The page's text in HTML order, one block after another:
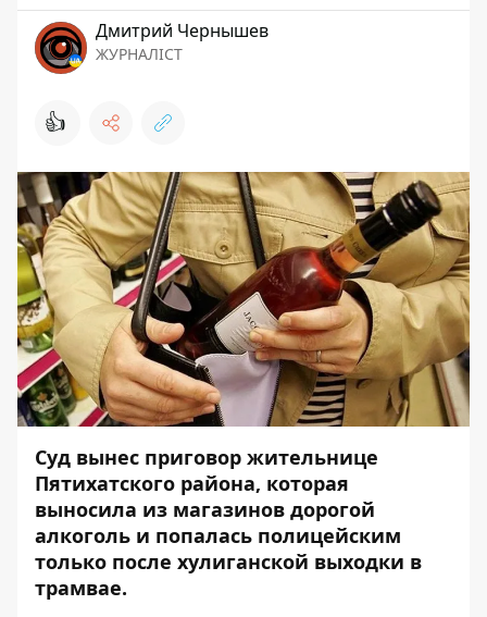
Дмитрий Чернышев
ЖУРНАЛІСТ
👍
Суд вынес приговор жительнице
Пятихатского района, которая
выносила из магазинов дорогой
алкоголь и попалась полицейским
только после хулиганской выходки в
трамвае.